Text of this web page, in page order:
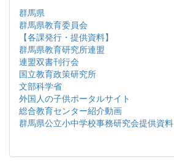
群馬県
群馬県教育委員会
【各課発行・提供資料】
群馬県教育研究所連盟
連盟双書刊行会
国立教育政策研究所
文部科学省
外国人の子供ポータルサイト
総合教育センター紹介動画
群馬県公立小中学校事務研究会提供資料